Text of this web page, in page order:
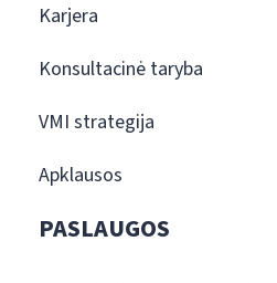
Karjera
Konsultacinė taryba
VMI strategija
Apklausos
PASLAUGOS